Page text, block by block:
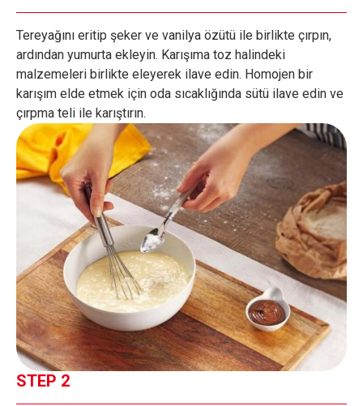
Tereyağını eritip şeker ve vanilya özütü ile birlikte çırpın,
ardından yumurta ekleyin. Karışıma toz halindeki
malzemeleri birlikte eleyerek ilave edin. Homojen bir
karışım elde etmek için oda sıcaklığında sütü ilave edin ve
çırpma teli ile karıştırın.
STEP 2